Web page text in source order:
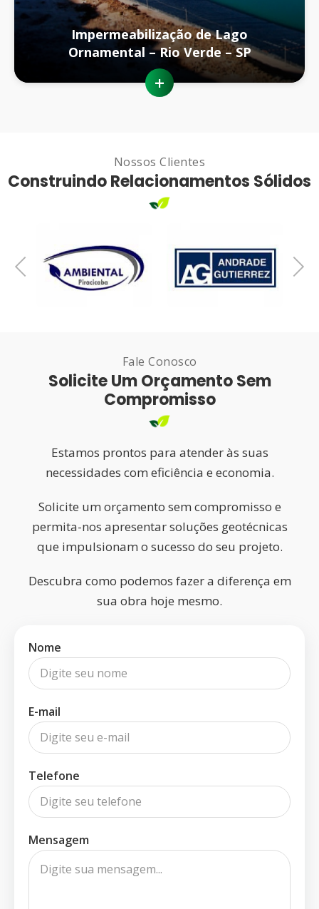
Impermeabilização de Lago
Ornamental – Rio Verde – SP
+
Nossos Clientes
Construindo Relacionamentos Sólidos
Previous Next
Fale Conosco
Solicite Um Orçamento Sem
Compromisso
Estamos prontos para atender às suas
necessidades com eficiência e economia.
Solicite um orçamento sem compromisso e
permita-nos apresentar soluções geotécnicas
que impulsionam o sucesso do seu projeto.
Descubra como podemos fazer a diferença em
sua obra hoje mesmo.
Nome
E-mail
Telefone
Mensagem